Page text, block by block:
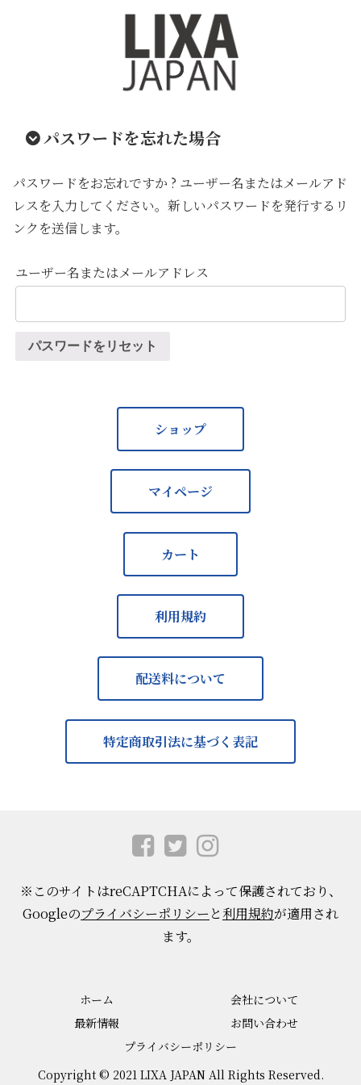
パスワードを忘れた場合
パスワードをお忘れですか ? ユーザー名またはメールアド
レスを入力してください。新しいパスワードを発行するリ
ンクを送信します。
ユーザー名またはメールアドレス
パスワードをリセット
ショップ
マイページ
カート
利用規約
配送料について
特定商取引法に基づく表記
※このサイトはreCAPTCHAによって保護されており、
Googleのプライバシーポリシーと利用規約が適用され
ます。
ホーム
会社について
最新情報
お問い合わせ
プライバシーポリシー
Copyright © 2021 LIXA JAPAN All Rights Reserved.